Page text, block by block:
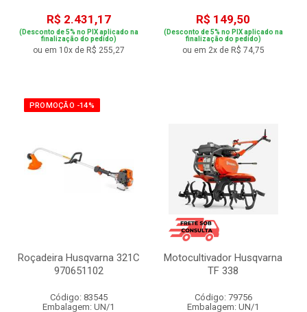
R$ 2.431,17
(Desconto de 5% no PIX aplicado na
finalização do pedido)
ou em 10x de R$ 255,27
R$ 149,50
(Desconto de 5% no PIX aplicado na
finalização do pedido)
ou em 2x de R$ 74,75
PROMOÇÃO -14%
Roçadeira Husqvarna 321C
970651102
Código: 83545
Embalagem: UN/1
Motocultivador Husqvarna
TF 338
Código: 79756
Embalagem: UN/1